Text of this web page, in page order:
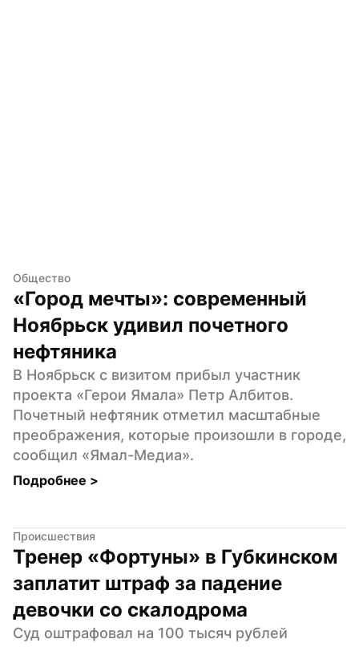
Общество
«Город мечты»: современный
Ноябрьск удивил почетного
нефтяника
В Ноябрьск с визитом прибыл участник
проекта «Герои Ямала» Петр Албитов.
Почетный нефтяник отметил масштабные
преображения, которые произошли в городе,
сообщил «Ямал-Медиа».
Подробнее >
Происшествия
Тренер «Фортуны» в Губкинском
заплатит штраф за падение
девочки со скалодрома
Суд оштрафовал на 100 тысяч рублей